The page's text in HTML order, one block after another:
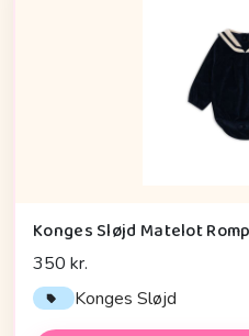
Konges Sløjd Matelot
350 kr.
Konges Sløjd